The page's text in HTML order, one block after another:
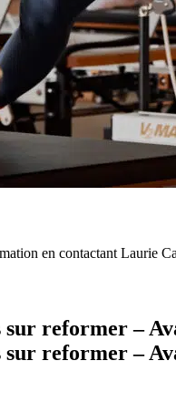
en contactant Laurie
reformer –
reformer –